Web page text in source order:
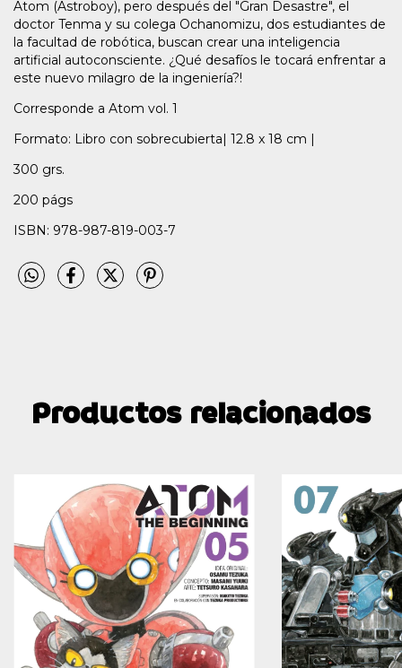
Atom (Astroboy), pero después del "Gran Desastre", el
doctor Tenma y su colega Ochanomizu, dos estudiantes de
la facultad de robótica, buscan crear una inteligencia
artificial autoconsciente. ¿Qué desafíos le tocará enfrentar a
este nuevo milagro de la ingeniería?!
Corresponde a Atom vol. 1
Formato: Libro con sobrecubierta| 12.8 x 18 cm |
300 grs.
200 págs
ISBN: 978-987-819-003-7
Productos relacionados